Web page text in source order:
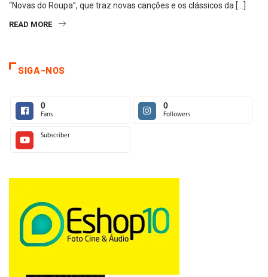
“Novas do Roupa”, que traz novas canções e os clássicos da […]
READ MORE
SIGA-NOS
0
Fans
0
Followers
Subscriber